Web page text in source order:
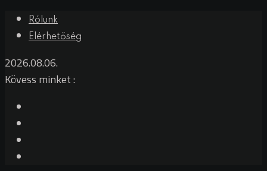
Skip
Rólunk
Elérhetőség
2026.08.06.
Kövess minket :